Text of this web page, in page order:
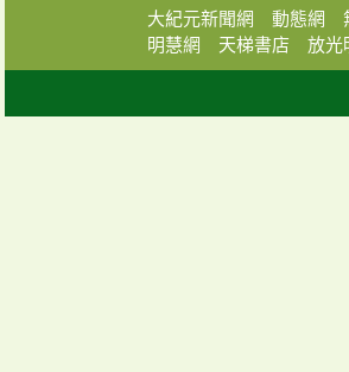
大紀元新聞網 動態網
明慧網
天梯書店 放光